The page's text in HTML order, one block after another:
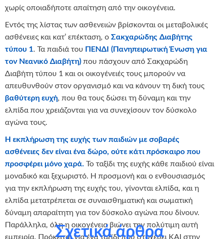
χωρίς οποιαδήποτε απαίτηση από την οικογένεια.
Εντός της λίστας των ασθενειών βρίσκoνται οι μεταβολικές
ασθένειες και κατ’ επέκταση, ο Σακχαρώδης Διαβήτης
τύπου 1. Τα παιδιά του ΠΕΝΔΙ (Πανηπειρωτική Ένωση για
τον Νεανικό Διαβήτη) που πάσχουν από Σακχαρώδη
Διαβήτη τύπου 1 και οι οικογένειές τους μπορούν να
απευθυνθούν στον οργανισμό και να κάνουν τη δική τους
βαθύτερη ευχή, που θα τους δώσει τη δύναμη και την
ελπίδα που χρειάζονται για να συνεχίσουν τον δύσκολο
αγώνα τους.
Η εκπλήρωση της ευχής των παιδιών με σοβαρές
ασθένειες δεν είναι ένα δώρο, ούτε κάτι πρόσκαιρο που
προσφέρει μόνο χαρά. Το ταξίδι της ευχής κάθε παιδιού είναι
μοναδικό και ξεχωριστό. Η προσμονή και ο ενθουσιασμός
για την εκπλήρωση της ευχής του, γίνονται ελπίδα, και η
ελπίδα μετατρέπεται σε συναισθηματική και σωματική
δύναμη απαραίτητη για τον δύσκολο αγώνα που δίνουν.
Παράλληλα, όλη η οικογένεια βιώνει την πολύτιμη αυτή
εμπειρία. Πρόκειται για ένα ταξίδι που στοχεύει ΚΑΙ στην
Σχετικά άρθρα